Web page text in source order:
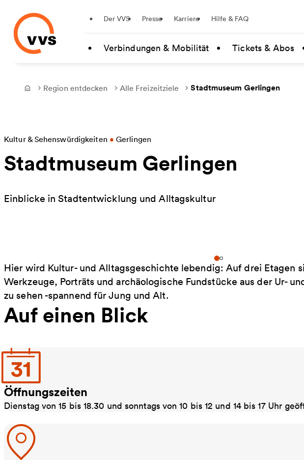
Zum Hauptinhalt springen
Der VVS Presse Karriere Hilfe & FAQ
Verbindungen & Mobilität Tickets & Abos
Frontpage
Region entdecken Alle Freizeitziele Stadtmuseum Gerlingen
Kultur & Sehenswürdigkeiten • Gerlingen
Stadtmuseum Gerlingen
Einblicke in Stadtentwicklung und Alltagskultur
Hier wird Kultur- und Alltagsgeschichte lebendig: Auf drei Etagen
Werkzeuge, Porträts und archäologische Fundstücke aus der Ur-
zu sehen -spannend für Jung und Alt.
Auf einen Blick
Öffnungszeiten
Dienstag von 15 bis 18.30 und sonntags von 10 bis 12 und 14 bis 17 Uhr